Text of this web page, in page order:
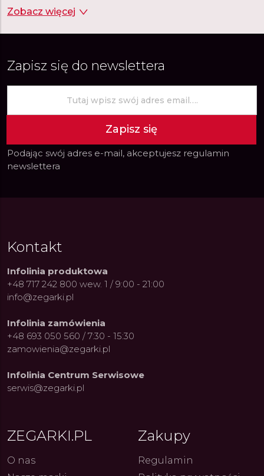
również tarcze tworzone przez markę Citizen. Wśród
nich nie brakuje dużych, czytelnych tarcz, na których
nierzadko umieszczone są chronografy, datowniki czy
Zobacz więcej
Zapisz się do newslettera
Zapisz się
Podając swój adres e-mail, akceptujesz regulamin
newslettera
Kontakt
Infolinia produktowa
+48 717 242 800 wew. 1 / 9:00 - 21:00
info@zegarki.pl
Infolinia zamówienia
+48 693 050 560 / 7:30 - 15:30
zamowienia@zegarki.pl
Infolinia Centrum Serwisowe
serwis@zegarki.pl
ZEGARKI.PL
O nas
Zakupy
Regulamin